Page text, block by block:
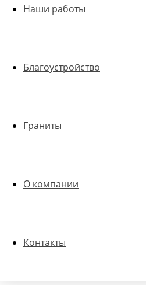
Наши работы
Благоустройство
Граниты
О компании
Контакты